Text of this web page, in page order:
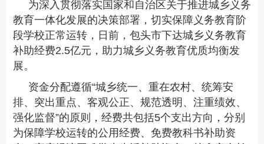
为深入贯彻落实国家和自治区关于推进城乡义务
教育一体化发展的决策部署，切实保障义务教育阶
段学校正常运转，日前，包头市下达城乡义务教育
补助经费2.5亿元，助力城乡义务教育优质均衡发
展。
资金分配遵循“城乡统一、重在农村、统筹安
排、突出重点、客观公正、规范透明、注重绩效、
强化监督”的原则，经费共包括5个支出方向，分别
为保障学校运转的公用经费、免费教科书补助资